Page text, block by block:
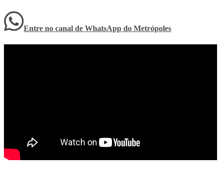
Entre no canal de WhatsApp do Metrópoles